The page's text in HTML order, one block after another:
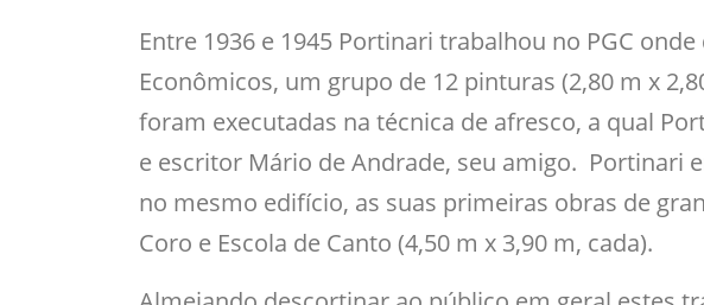
Entre 1936 e 1945 Portinari trabalhou no PGC
Econômicos, um grupo de 12 pinturas (2,80 m x
foram executadas na técnica de afresco, a qual
e escritor Mário de Andrade, seu amigo. Portinari
no mesmo edifício, as suas primeiras obras de
Coro e Escola de Canto (4,50 m x 3,90 m, cada).